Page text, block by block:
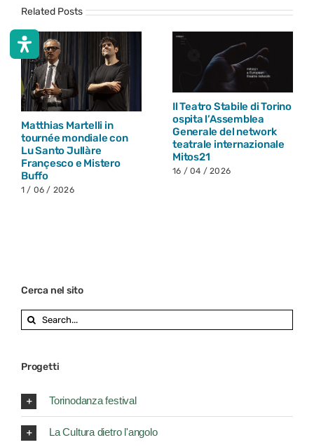
Related Posts
Matthias Martelli in
tournée mondiale con
Lu Santo Jullàre
Françesco e Mistero
Buffo
1 / 06 / 2026
Il Teatro Stabile di Torino
ospita l’Assemblea
Generale del network
teatrale internazionale
Mitos21
16 / 04 / 2026
Cerca nel sito
Search
for:
Progetti
Torinodanza festival
La Cultura dietro l'angolo